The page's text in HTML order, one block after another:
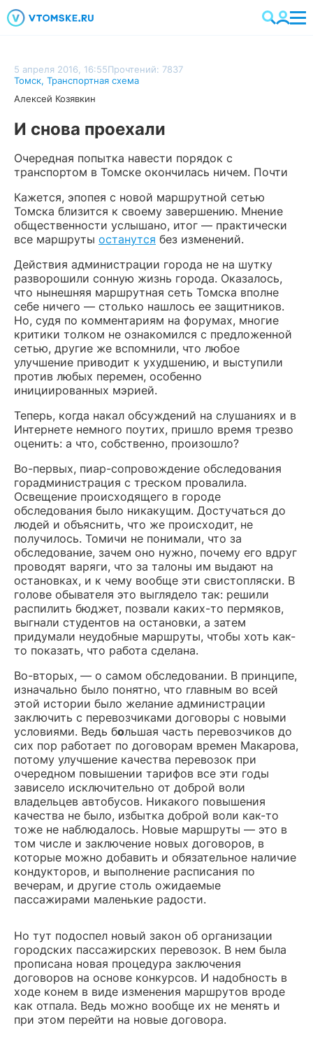
5 апреля 2016, 16:55Прочтений: 7837
Томск, Транспортная схема
Алексей Козявкин
И снова проехали
Очередная попытка навести порядок с
транспортом в Томске окончилась ничем. Почти
Кажется, эпопея с новой маршрутной сетью
Томска близится к своему завершению. Мнение
общественности услышано, итог — практически
все маршруты останутся без изменений.
Действия администрации города не на шутку
разворошили сонную жизнь города. Оказалось,
что нынешняя маршрутная сеть Томска вполне
себе ничего — столько нашлось ее защитников.
Но, судя по комментариям на форумах, многие
критики толком не ознакомился с предложенной
сетью, другие же вспомнили, что любое
улучшение приводит к ухудшению, и выступили
против любых перемен, особенно
инициированных мэрией.
Теперь, когда накал обсуждений на слушаниях и в
Интернете немного поутих, пришло время трезво
оценить: а что, собственно, произошло?
Во-первых, пиар-сопровождение обследования
горадминистрация с треском провалила.
Освещение происходящего в городе
обследования было никакущим. Достучаться до
людей и объяснить, что же происходит, не
получилось. Томичи не понимали, что за
обследование, зачем оно нужно, почему его вдруг
проводят варяги, что за талоны им выдают на
остановках, и к чему вообще эти свистопляски. В
голове обывателя это выглядело так: решили
распилить бюджет, позвали каких-то пермяков,
выгнали студентов на остановки, а затем
придумали неудобные маршруты, чтобы хоть как-
то показать, что работа сделана.
Во-вторых, — о самом обследовании. В принципе,
изначально было понятно, что главным во всей
этой истории было желание администрации
заключить с перевозчиками договоры с новыми
условиями. Ведь большая часть перевозчиков до
сих пор работает по договорам времен Макарова,
потому улучшение качества перевозок при
очередном повышении тарифов все эти годы
зависело исключительно от доброй воли
владельцев автобусов. Никакого повышения
качества не было, избытка доброй воли как-то
тоже не наблюдалось. Новые маршруты — это в
том числе и заключение новых договоров, в
которые можно добавить и обязательное наличие
кондукторов, и выполнение расписания по
вечерам, и другие столь ожидаемые
пассажирами маленькие радости.
Но тут подоспел новый закон об организации
городских пассажирских перевозок. В нем была
прописана новая процедура заключения
договоров на основе конкурсов. И надобность в
ходе конем в виде изменения маршрутов вроде
как отпала. Ведь можно вообще их не менять и
при этом перейти на новые договора.